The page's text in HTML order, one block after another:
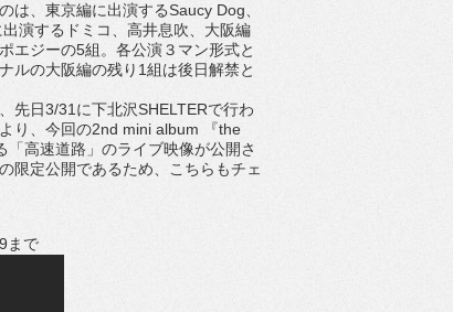
は、東京編に出演するSaucy Dog、
演するドミコ、高井息吹、大阪編
エジーの5組。各公演３マン形式と
ルの大阪編の残り1組は後日解禁と
先日3/31に下北沢SHELTERで行わ
り、今回の2nd mini album 『the
「高速道路」のライブ映像が公開さ
限定公開であるため、こちらもチェ
まで